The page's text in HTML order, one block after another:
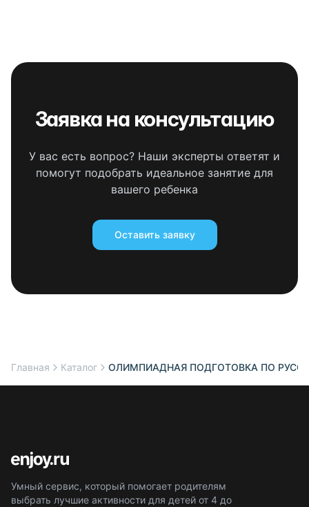
Заявка на консультацию
У вас есть вопрос? Наши эксперты ответят и
помогут подобрать идеальное занятие для
вашего ребенка
Оставить заявку
Главная Каталог ОЛИМПИАДНАЯ ПОДГОТОВКА ПО
Умный сервис, который помогает родителям
выбрать лучшие активности для детей от 4 до